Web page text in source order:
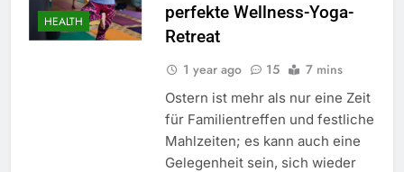
HEALTH
perfekte Wellness-Yoga-
Retreat
1 year ago 15 7 mins
Ostern ist mehr als nur eine Zeit
für Familientreffen und festliche
Mahlzeiten; es kann auch eine
Gelegenheit sein, sich wieder